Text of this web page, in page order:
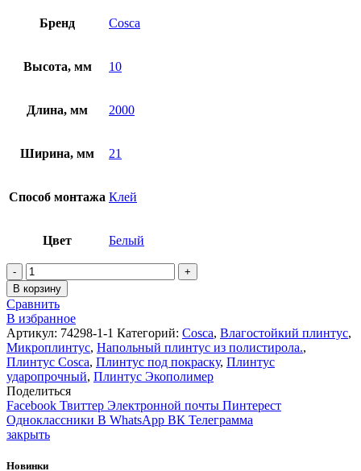
Бренд Cosca
Высота, мм 10
Длина, мм 2000
Ширина, мм 21
Способ монтажа Клей
Цвет Белый
Количество
В корзину
Сравнить
В избранное
Артикул: 74298-1-1 Категорий: Cosca, Влагостойкий плинтус,
Микроплинтус, Напольный плинтус из полистирола.,
Плинтус Cosca, Плинтус под покраску, Плинтус
ударопрочный, Плинтус Экополимер
Поделиться
Facebook Твиттер Электронной почты Пинтерест
Одноклассники В WhatsApp ВК Телеграмма
закрыть
Новинки